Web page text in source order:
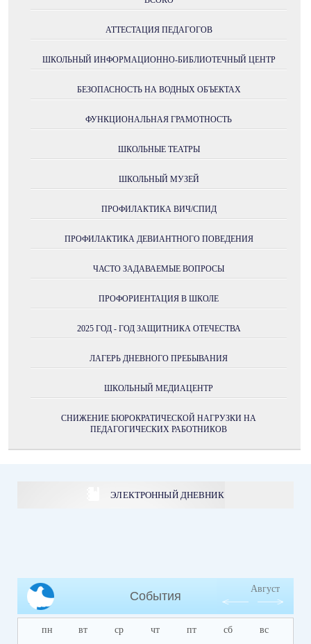
АТТЕСТАЦИЯ ПЕДАГОГОВ
ШКОЛЬНЫЙ ИНФОРМАЦИОННО-БИБЛИОТЕЧНЫЙ ЦЕНТР
БЕЗОПАСНОСТЬ НА ВОДНЫХ ОБЪЕКТАХ
ФУНКЦИОНАЛЬНАЯ ГРАМОТНОСТЬ
ШКОЛЬНЫЕ ТЕАТРЫ
ШКОЛЬНЫЙ МУЗЕЙ
ПРОФИЛАКТИКА ВИЧ/СПИД
ПРОФИЛАКТИКА ДЕВИАНТНОГО ПОВЕДЕНИЯ
ЧАСТО ЗАДАВАЕМЫЕ ВОПРОСЫ
ПРОФОРИЕНТАЦИЯ В ШКОЛЕ
2025 ГОД - ГОД ЗАЩИТНИКА ОТЕЧЕСТВА
ЛАГЕРЬ ДНЕВНОГО ПРЕБЫВАНИЯ
ШКОЛЬНЫЙ МЕДИАЦЕНТР
СНИЖЕНИЕ БЮРОКРАТИЧЕСКОЙ НАГРУЗКИ НА
ПЕДАГОГИЧЕСКИХ РАБОТНИКОВ
ЭЛЕКТРОННЫЙ ДНЕВНИК
События
Август
пн вт ср чт пт сб вс